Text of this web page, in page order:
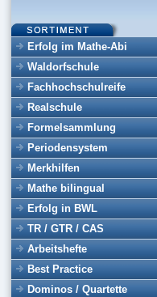
Erfolg im Mathe-Abi
Waldorfschule
Fachhochschulreife
Realschule
Formelsammlung
Periodensystem
Merkhilfen
Mathe bilingual
Erfolg in BWL
TR / GTR / CAS
Arbeitshefte
Best Practice
Dominos / Quartette